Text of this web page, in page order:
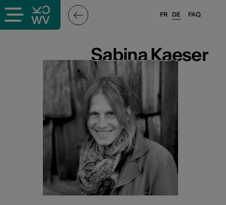
FAQ
FR DE
Sabina Kaeser
Sabina Kaeser